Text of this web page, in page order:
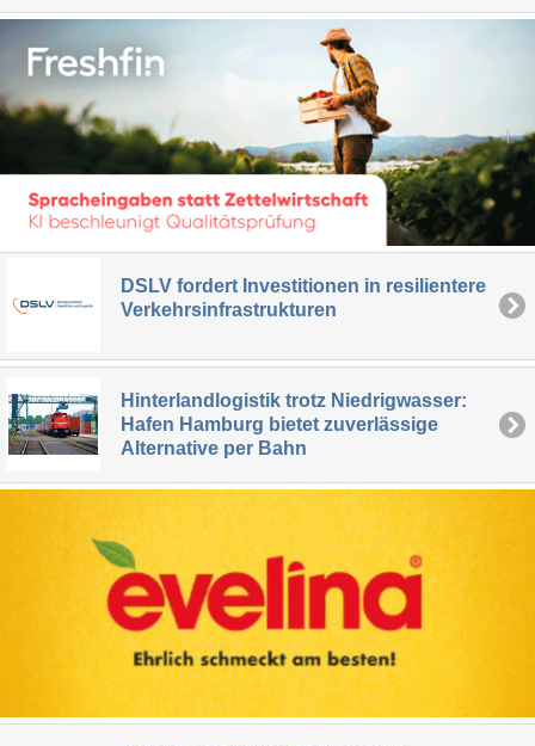
DSLV fordert Investitionen in resilientere
Verkehrsinfrastrukturen
Hinterlandlogistik trotz Niedrigwasser:
Hafen Hamburg bietet zuverlässige
Alternative per Bahn